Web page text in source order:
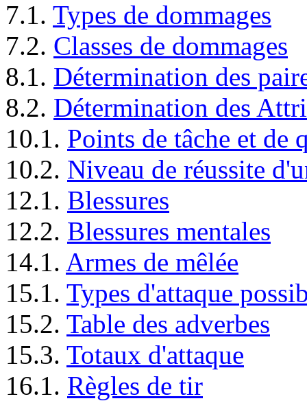
7.1. Types de dommages
7.2. Classes de dommages
8.1. Détermination des
8.2. Détermination des
10.1. Points de tâche et de
10.2. Niveau de réussite
12.1. Blessures
12.2. Blessures mentales
14.1. Armes de mêlée
15.1. Types d'attaque
15.2. Table des adverbes
15.3. Totaux d'attaque
16.1. Règles de tir